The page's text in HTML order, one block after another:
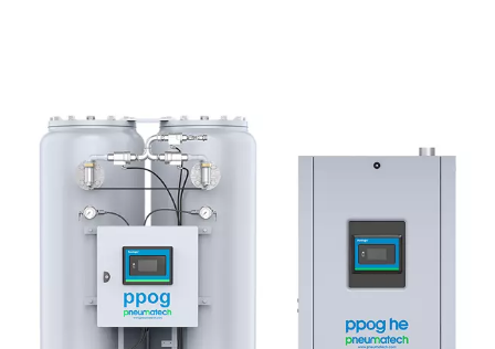
PPOG 1-137 PSA oksijen Jeneratörleri
PPOG 1-137, PSA teknolojisini kullanarak güvenilir,
üretimi sağlar. Daha düşük maliyetlerle yüksek saflıkta
daha az çevresel ayak izi sunarak, gaz silindirlerine
alternatif olarak üstün verimlilik ve dayanıklılık